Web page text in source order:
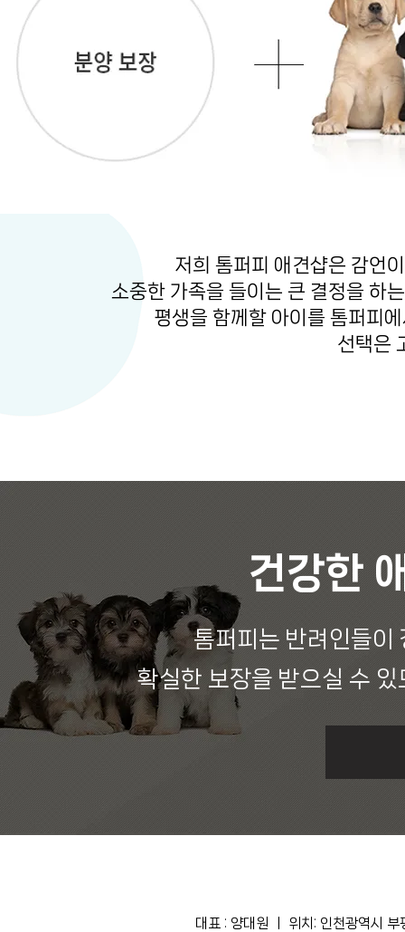
저희 톰퍼피 애견샵은 감언
소중한 가족을 들이는 큰 결정을 하
평생을 함께할 아이를 톰퍼피
선택은
건강한
톰퍼피는 반려인들이
확실한 보장을 받으실 수
대표 : 양대원 ㅣ 위치: 인천광역시